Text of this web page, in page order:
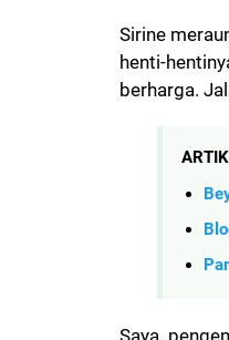
Sirine
henti-
berharga.
Saya,